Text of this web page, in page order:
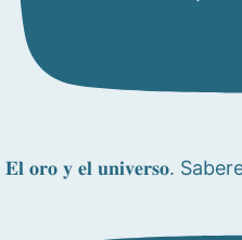
𝐄𝐥 𝐨𝐫𝐨 𝐲 𝐞𝐥 𝐮𝐧𝐢𝐯𝐞𝐫𝐬𝐨.